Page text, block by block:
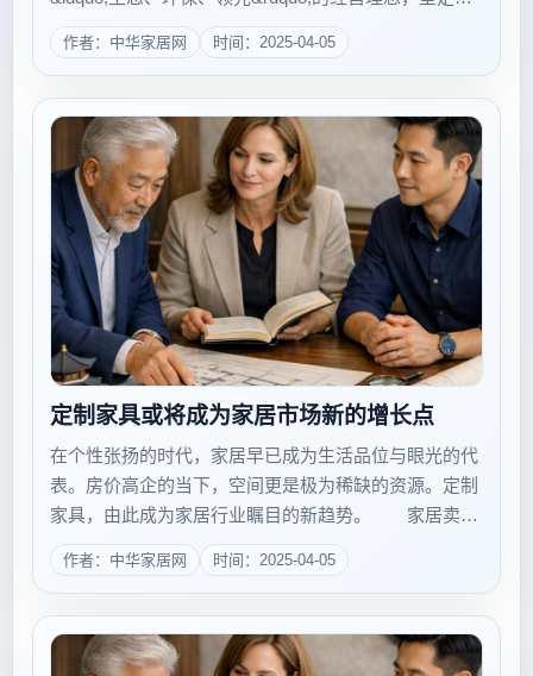
移的走林业产业化道路，通过十五年坚持不懈的努力，
从生产出中国第一块强化木地板，到产品远销全世界...
作者：中华家居网 时间：2025-04-05
定制家具或将成为家居市场新的增长点
在个性张扬的时代，家居早已成为生活品位与眼光的代
表。房价高企的当下，空间更是极为稀缺的资源。定制
家具，由此成为家居行业瞩目的新趋势。 家居卖场
红星美凯龙发布的2013年上半年度家居消费趋势报告显
示，个性化消费需求已渐成市场主流，定制家具或将成
作者：中华家居网 时间：2025-04-05